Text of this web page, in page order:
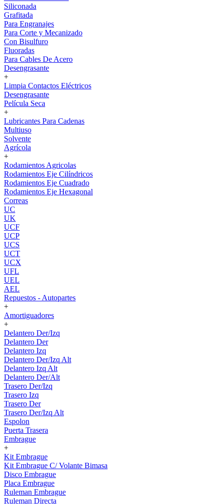
Siliconada
Grafitada
Para Engranajes
Para Corte y Mecanizado
Con Bisulfuro
Fluoradas
Para Cables De Acero
Desengrasante
+
Limpia Contactos Eléctricos
Desengrasante
Película Seca
+
Lubricantes Para Cadenas
Multiuso
Solvente
Agrícola
+
Rodamientos Agricolas
Rodamientos Eje Cilíndricos
Rodamientos Eje Cuadrado
Rodamientos Eje Hexagonal
Correas
UC
UK
UCF
UCP
UCS
UCT
UCX
UFL
UEL
AEL
Repuestos - Autopartes
+
Amortiguadores
+
Delantero Der/Izq
Delantero Der
Delantero Izq
Delantero Der/Izq Alt
Delantero Izq Alt
Delantero Der/Alt
Trasero Der/Izq
Trasero Izq
Trasero Der
Trasero Der/Izq Alt
Espolon
Puerta Trasera
Embrague
+
Kit Embrague
Kit Embrague C/ Volante Bimasa
Disco Embrague
Placa Embrague
Ruleman Embrague
Ruleman Directa